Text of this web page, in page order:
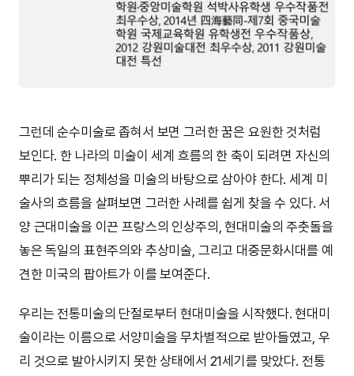
그런데 순수미술로 좁혀서 보면 그러한 꿈은 요원한 것처럼
보인다. 한 나라의 미술이 세계 흐름의 한 축이 되려면 자신의
뿌리가 되는 정체성을 미술의 바탕으로 삼아야 한다. 세계 미
술사의 흐름을 살펴보면 그러한 사례를 쉽게 찾을 수 있다. 서
양 근대미술을 이끈 프랑스의 인상주의, 현대미술의 주춧돌을
놓은 독일의 표현주의와 추상미술, 그리고 대중문화시대를 예
견한 미국의 팝아트가 이를 보여준다.
우리는 전통미술의 단절로부터 현대미술을 시작했다. 현대미
술이라는 이름으로 서양미술을 무차별적으로 받아들였고, 우
리 것으로 발아시키지 못한 상태에서 21세기를 맞았다. 전통